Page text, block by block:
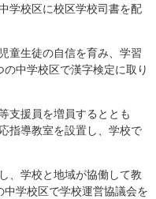
学校区に校区学校司書を配
童生徒の自信を育み、学習
中学校区で漢字検定に取り
支援員を増員するととも
指導教室を設置し、学校で
、学校と地域が協働して教
学校区で学校運営協議会を